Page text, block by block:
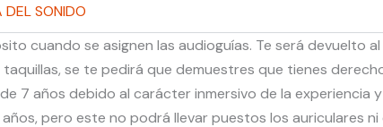
SONIDO
cuando se asignen las audioguías. Te será devuelto
se te pedirá que demuestres que tienes
7 años debido al carácter inmersivo de la experiencia
pero este no podrá llevar puestos los auriculares ni